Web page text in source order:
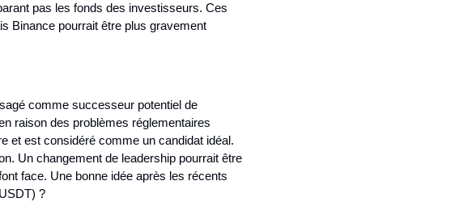
pas les fonds des investisseurs. Ces
Binance pourrait être plus gravement
comme successeur potentiel de
raison des problèmes réglementaires
et est considéré comme un candidat idéal.
Un changement de leadership pourrait être
face. Une bonne idée après les récents
?